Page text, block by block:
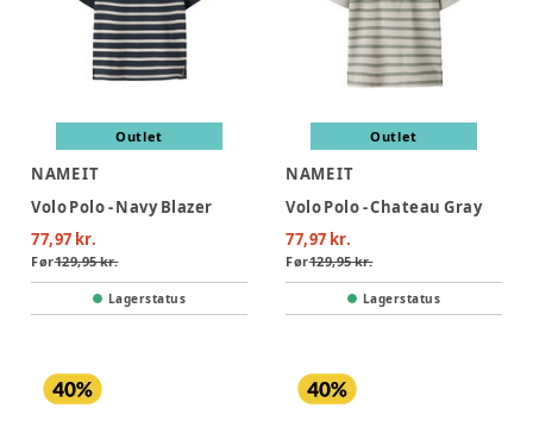
Outlet
NAME IT
Volo Polo - Navy Blazer
77,97 kr.
Før129,95 kr.
Lagerstatus
Outlet
NAME IT
Volo Polo - Chateau Gray
77,97 kr.
Før129,95 kr.
Lagerstatus